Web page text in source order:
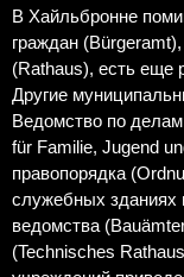
В Хайльбронне
граждан
(Rathaus), есть еще
Другие
Ведомство по
für Familie, Jugend
правопорядка
служебных зданиях
ведомства
(Technisches